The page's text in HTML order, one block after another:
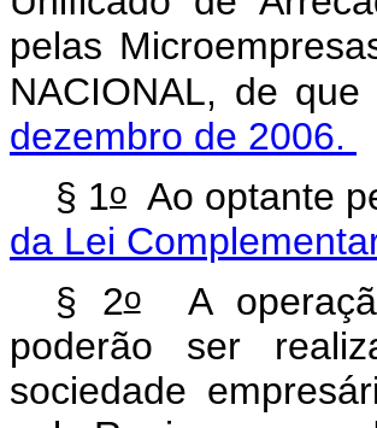
pelas
NACIONAL, de
dezembro de 2006.
§ 1oAo optante
da Lei
§ 2oA
poderão ser
sociedade